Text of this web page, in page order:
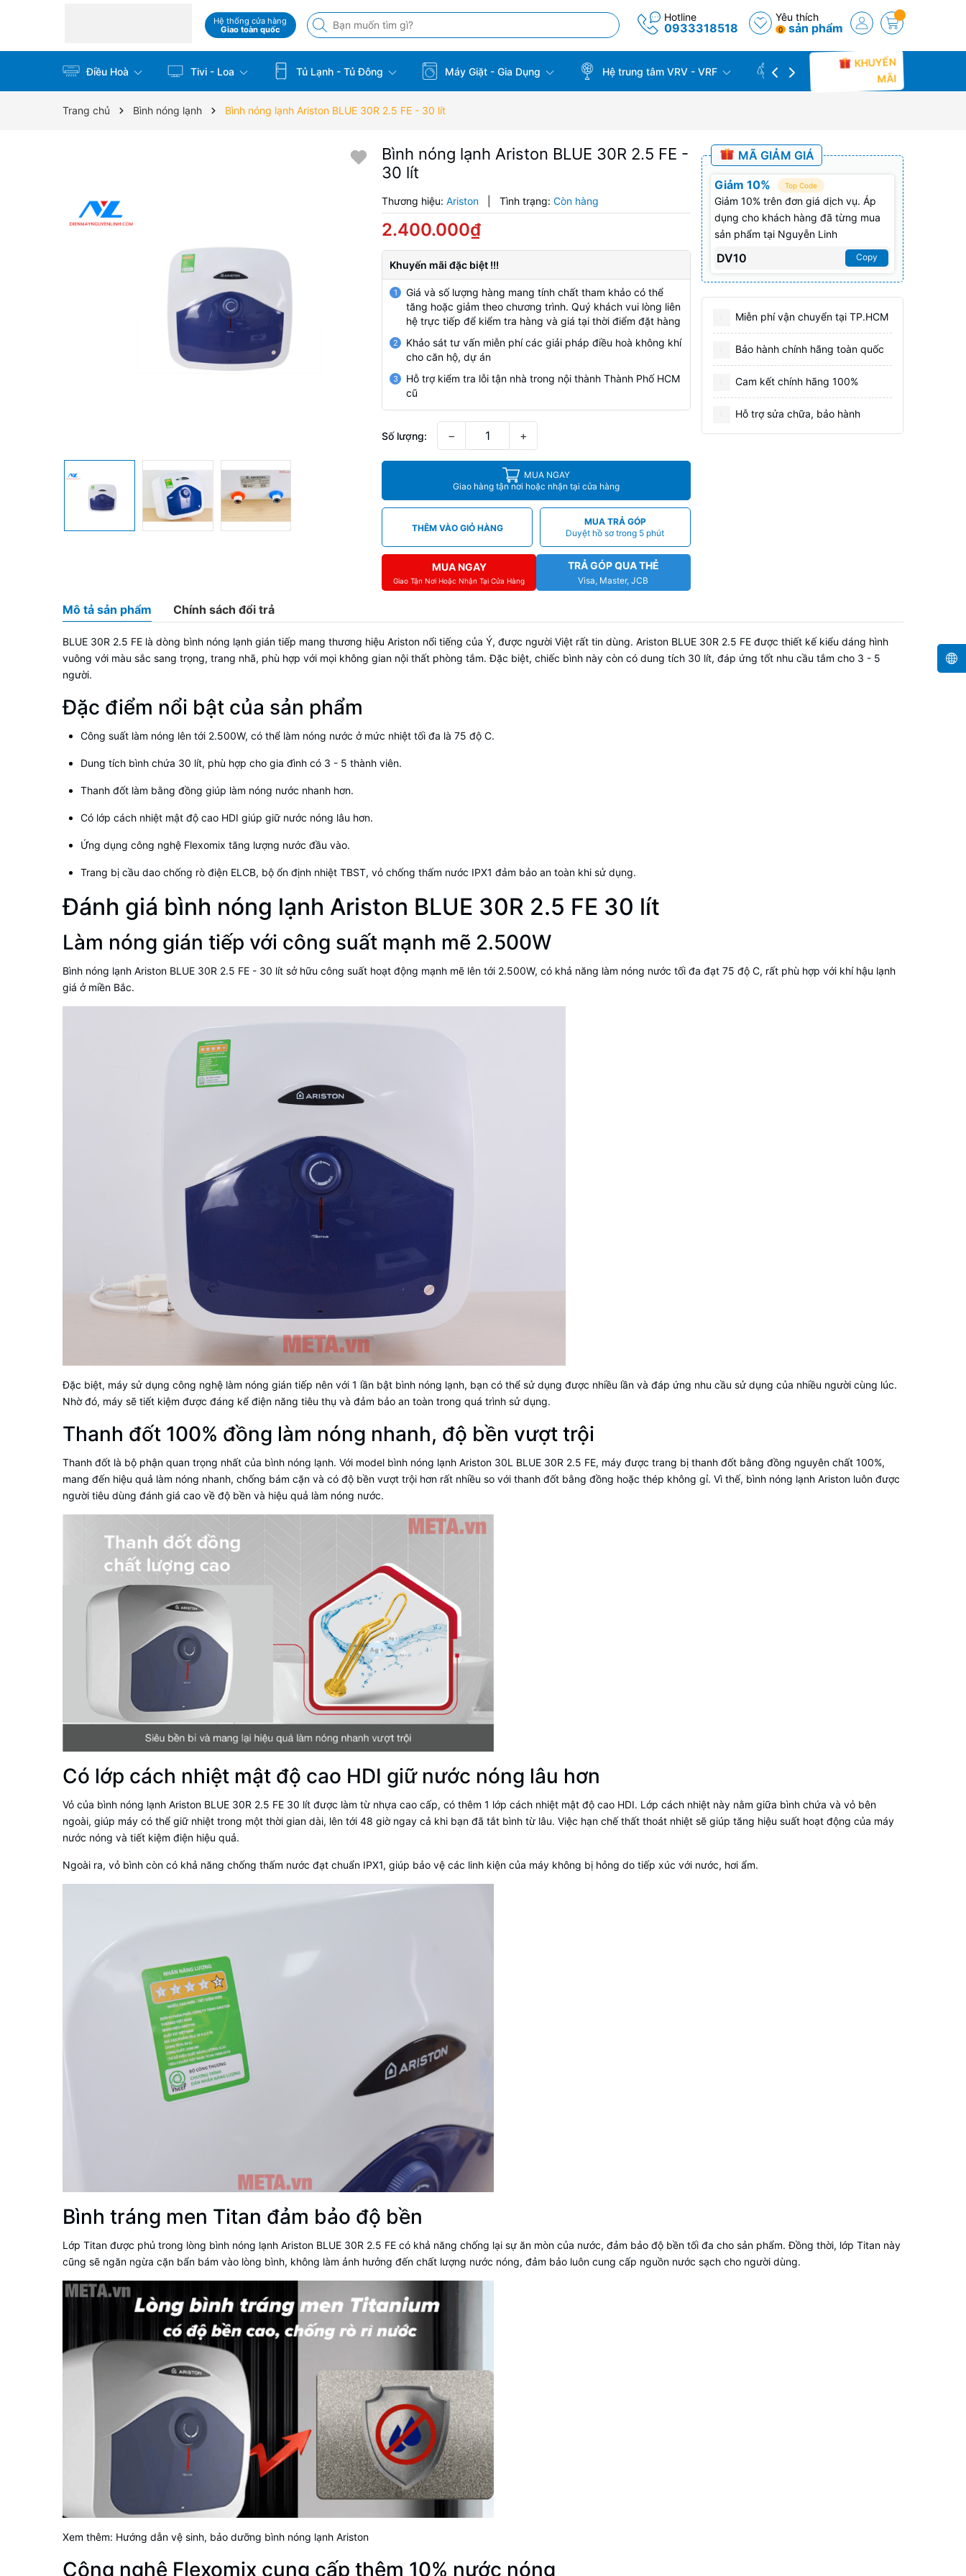
Hệ thống cửa hàng
Giao toàn quốc
Hotline
0933318518
Yêu thích
0 sản phẩm
Điều Hoà Tivi - Loa Tủ Lạnh - Tủ Đông Máy Giặt - Gia Dụng Hệ trung tâm VRV - VRF CÔNG TRÌNH THỰC TẾ
KHUYẾN
MÃI
Trang chủ Bình nóng lạnh Bình nóng lạnh Ariston BLUE 30R 2.5 FE - 30 lít
Bình nóng lạnh Ariston BLUE 30R 2.5 FE -
30 lít
Thương hiệu: Ariston Tình trạng: Còn hàng
2.400.000₫
Khuyến mãi đặc biệt !!!
1
Giá và số lượng hàng mang tính chất tham khảo có thể
tăng hoặc giảm theo chương trình. Quý khách vui lòng liên
hệ trực tiếp để kiểm tra hàng và giá tại thời điểm đặt hàng
2
Khảo sát tư vấn miễn phí các giải pháp điều hoà không khí
cho căn hộ, dự án
3
Hỗ trợ kiểm tra lỗi tận nhà trong nội thành Thành Phố HCM
cũ
Số lượng: − +
MUA NGAY
Giao hàng tận nơi hoặc nhận tại cửa hàng
THÊM VÀO GIỎ HÀNG
MUA TRẢ GÓP
Duyệt hồ sơ trong 5 phút
MUA NGAY
Giao Tận Nơi Hoặc Nhận Tại Cửa Hàng
TRẢ GÓP QUA THẺ
Visa, Master, JCB
MÃ GIẢM GIÁ
Giảm 10% Top Code
Giảm 10% trên đơn giá dịch vụ. Áp
dụng cho khách hàng đã từng mua
sản phẩm tại Nguyễn Linh
DV10 Copy
Miễn phí vận chuyển tại TP.HCM
Bảo hành chính hãng toàn quốc
Cam kết chính hãng 100%
Hỗ trợ sửa chữa, bảo hành
Mô tả sản phẩm Chính sách đổi trả
BLUE 30R 2.5 FE là dòng bình nóng lạnh gián tiếp mang thương hiệu Ariston nổi tiếng của Ý, được người Việt rất tin dùng. Ariston BLUE 30R 2.5 FE được thiết kế kiểu dáng hình
vuông với màu sắc sang trọng, trang nhã, phù hợp với mọi không gian nội thất phòng tắm. Đặc biệt, chiếc bình này còn có dung tích 30 lít, đáp ứng tốt nhu cầu tắm cho 3 - 5
người.
Đặc điểm nổi bật của sản phẩm
Công suất làm nóng lên tới 2.500W, có thể làm nóng nước ở mức nhiệt tối đa là 75 độ C.
Dung tích bình chứa 30 lít, phù hợp cho gia đình có 3 - 5 thành viên.
Thanh đốt làm bằng đồng giúp làm nóng nước nhanh hơn.
Có lớp cách nhiệt mật độ cao HDI giúp giữ nước nóng lâu hơn.
Ứng dụng công nghệ Flexomix tăng lượng nước đầu vào.
Trang bị cầu dao chống rò điện ELCB, bộ ổn định nhiệt TBST, vỏ chống thấm nước IPX1 đảm bảo an toàn khi sử dụng.
Đánh giá bình nóng lạnh Ariston BLUE 30R 2.5 FE 30 lít
Làm nóng gián tiếp với công suất mạnh mẽ 2.500W
Bình nóng lạnh Ariston BLUE 30R 2.5 FE - 30 lít sở hữu công suất hoạt động mạnh mẽ lên tới 2.500W, có khả năng làm nóng nước tối đa đạt 75 độ C, rất phù hợp với khí hậu lạnh
giá ở miền Bắc.
Đặc biệt, máy sử dụng công nghệ làm nóng gián tiếp nên với 1 lần bật bình nóng lạnh, bạn có thể sử dụng được nhiều lần và đáp ứng nhu cầu sử dụng của nhiều người cùng lúc.
Nhờ đó, máy sẽ tiết kiệm được đáng kể điện năng tiêu thụ và đảm bảo an toàn trong quá trình sử dụng.
Thanh đốt 100% đồng làm nóng nhanh, độ bền vượt trội
Thanh đốt là bộ phận quan trọng nhất của bình nóng lạnh. Với model bình nóng lạnh Ariston 30L BLUE 30R 2.5 FE, máy được trang bị thanh đốt bằng đồng nguyên chất 100%,
mang đến hiệu quả làm nóng nhanh, chống bám cặn và có độ bền vượt trội hơn rất nhiều so với thanh đốt bằng đồng hoặc thép không gỉ. Vì thế, bình nóng lạnh Ariston luôn được
người tiêu dùng đánh giá cao về độ bền và hiệu quả làm nóng nước.
Có lớp cách nhiệt mật độ cao HDI giữ nước nóng lâu hơn
Vỏ của bình nóng lạnh Ariston BLUE 30R 2.5 FE 30 lít được làm từ nhựa cao cấp, có thêm 1 lớp cách nhiệt mật độ cao HDI. Lớp cách nhiệt này nằm giữa bình chứa và vỏ bên
ngoài, giúp máy có thể giữ nhiệt trong một thời gian dài, lên tới 48 giờ ngay cả khi bạn đã tắt bình từ lâu. Việc hạn chế thất thoát nhiệt sẽ giúp tăng hiệu suất hoạt động của máy
nước nóng và tiết kiệm điện hiệu quả.
Ngoài ra, vỏ bình còn có khả năng chống thấm nước đạt chuẩn IPX1, giúp bảo vệ các linh kiện của máy không bị hỏng do tiếp xúc với nước, hơi ẩm.
Bình tráng men Titan đảm bảo độ bền
Lớp Titan được phủ trong lòng bình nóng lạnh Ariston BLUE 30R 2.5 FE có khả năng chống lại sự ăn mòn của nước, đảm bảo độ bền tối đa cho sản phẩm. Đồng thời, lớp Titan này
cũng sẽ ngăn ngừa cặn bẩn bám vào lòng bình, không làm ảnh hưởng đến chất lượng nước nóng, đảm bảo luôn cung cấp nguồn nước sạch cho người dùng.
Xem thêm: Hướng dẫn vệ sinh, bảo dưỡng bình nóng lạnh Ariston
Công nghệ Flexomix cung cấp thêm 10% nước nóng